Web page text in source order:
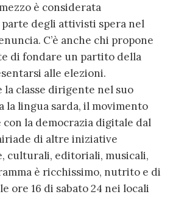
è considerata
degli attivisti spera nel
C’è anche chi propone
di fondare un partito della
alle elezioni.
la classe dirigente nel suo
la lingua sarda, il movimento
la democrazia digitale dal
di altre iniziative
culturali, editoriali, musicali,
è ricchissimo, nutrito e di
ore 16 di sabato 24 nei locali